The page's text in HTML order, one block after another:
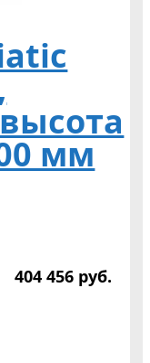
мм
404 456 руб.